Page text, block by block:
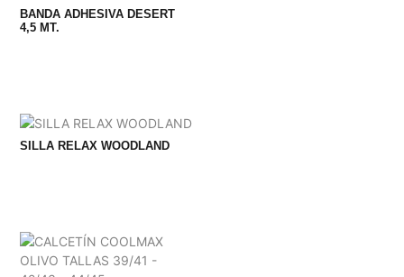
BANDA ADHESIVA DESERT
4,5 MT.
SILLA RELAX WOODLAND